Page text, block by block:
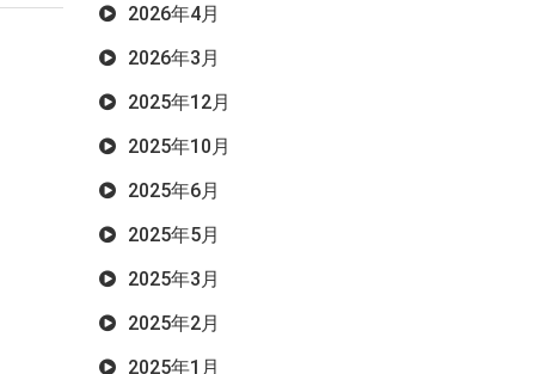
2026年4月
2026年3月
2025年12月
2025年10月
2025年6月
2025年5月
2025年3月
2025年2月
2025年1月